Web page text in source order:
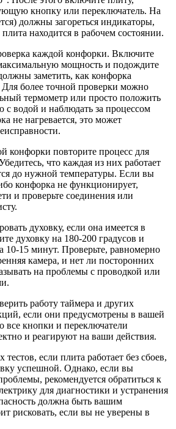
кнопку или переключатель. На
должны загореться индикаторы,
находится в рабочем состоянии.
каждой конфорки. Включите
мощность и подождите
заметить, как конфорка
Для более точной проверки можно
термометр или просто положить
с водой и наблюдать за процессом
не нагревается, это может
конфорки повторите процесс для
что каждая из них работает
до нужной температуры. Если вы
конфорка не функционирует,
и проверьте соединения или
духовку, если она имеется в
духовку на 180-200 градусов и
10-15 минут. Проверьте, равномерно
камера, и нет ли посторонних
на проблемы с проводкой или
работу таймера и других
если они предусмотрены в вашей
все кнопки и переключатели
и реагируют на ваши действия.
если плита работает без сбоев,
успешной. Однако, если вы
рекомендуется обратиться к
для диагностики и устранения
должна быть вашим
рисковать, если вы не уверены в